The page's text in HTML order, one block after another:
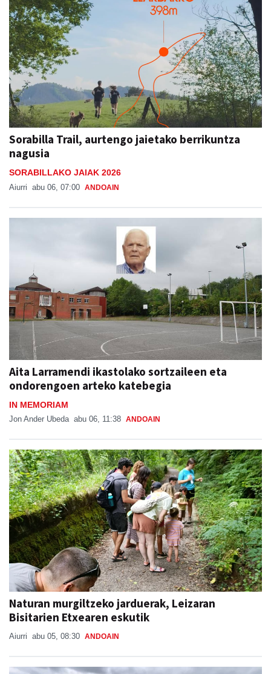
Sorabilla Trail, aurtengo jaietako berrikuntza
nagusia
SORABILLAKO JAIAK 2026
Aiurri abu 06, 07:00 ANDOAIN
Aita Larramendi ikastolako sortzaileen eta
ondorengoen arteko katebegia
IN MEMORIAM
Jon Ander Ubeda abu 06, 11:38 ANDOAIN
Naturan murgiltzeko jarduerak, Leizaran
Bisitarien Etxearen eskutik
Aiurri abu 05, 08:30 ANDOAIN